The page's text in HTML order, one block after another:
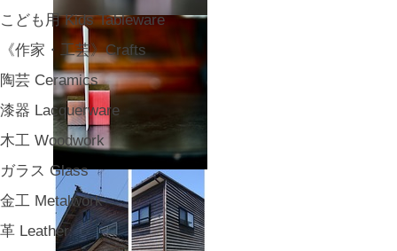
こども用 Kids Tableware
《作家・工芸》Crafts
陶芸 Ceramics
漆器 Lacquerware
木工 Woodwork
ガラス Glass
金工 Metalwork
革 Leather